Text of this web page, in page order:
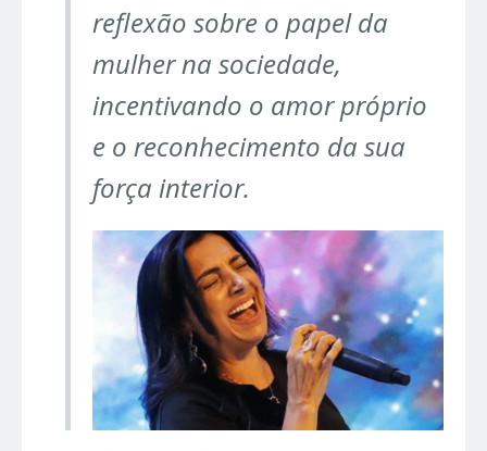
reflexão sobre o papel da
mulher na sociedade,
incentivando o amor próprio
e o reconhecimento da sua
força interior.